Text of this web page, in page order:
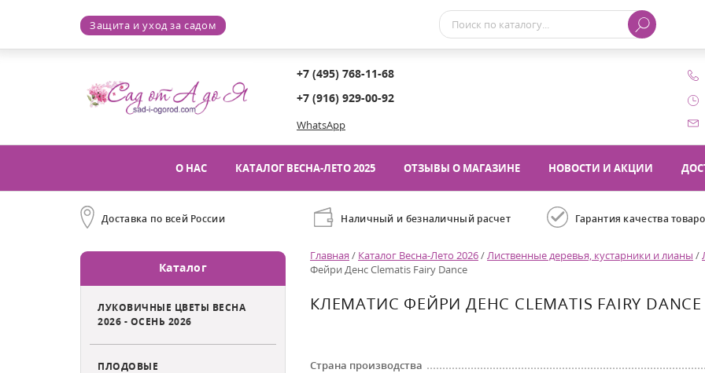
Защита и уход за садом
+7 (495) 768-11-68
+7 (916) 929-00-92
WhatsApp
О НАС КАТАЛОГ ВЕСНА-ЛЕТО 2025 ОТЗЫВЫ О МАГАЗИНЕ НОВОСТИ И АКЦИИ
Доставка по всей России Наличный и безналичный расчет Гарантия качества
Каталог
ЛУКОВИЧНЫЕ ЦВЕТЫ ВЕСНА
2026 - ОСЕНЬ 2026
ПЛОДОВЫЕ
Главная / Каталог Весна-Лето 2026/Лиственные деревья, кустарники и лианы /
Фейри Денс Clematis Fairy Dance
КЛЕМАТИС ФЕЙРИ ДЕНС CLEMATIS FAIRY DANCE
Страна производства